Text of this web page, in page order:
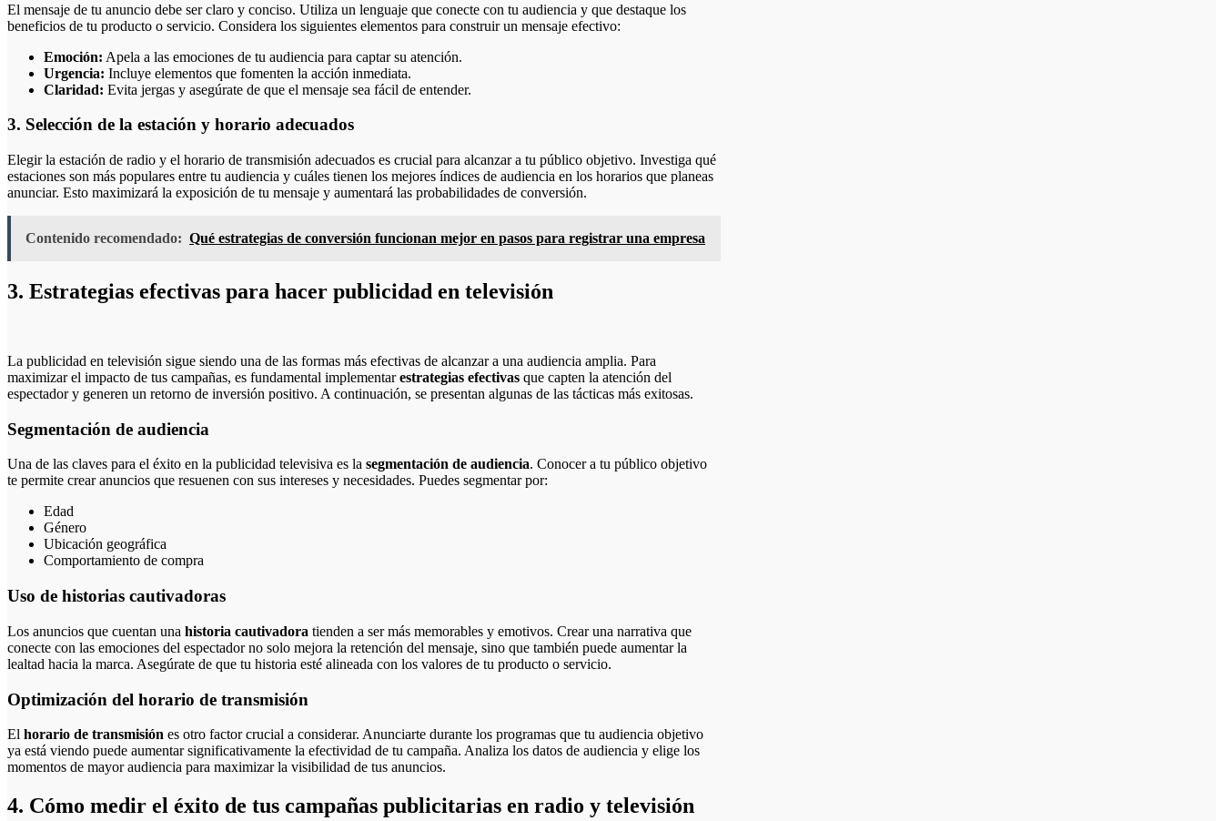
El mensaje de tu anuncio debe ser claro y conciso. Utiliza un lenguaje que conecte con tu audiencia y que destaque los
beneficios de tu producto o servicio. Considera los siguientes elementos para construir un mensaje efectivo:
Emoción: Apela a las emociones de tu audiencia para captar su atención.
Urgencia: Incluye elementos que fomenten la acción inmediata.
Claridad: Evita jergas y asegúrate de que el mensaje sea fácil de entender.
3. Selección de la estación y horario adecuados
Elegir la estación de radio y el horario de transmisión adecuados es crucial para alcanzar a tu público objetivo. Investiga qué
estaciones son más populares entre tu audiencia y cuáles tienen los mejores índices de audiencia en los horarios que planeas
anunciar. Esto maximizará la exposición de tu mensaje y aumentará las probabilidades de conversión.
Contenido recomendado: Qué estrategias de conversión funcionan mejor en pasos para registrar una empresa
3. Estrategias efectivas para hacer publicidad en televisión
La publicidad en televisión sigue siendo una de las formas más efectivas de alcanzar a una audiencia amplia. Para
maximizar el impacto de tus campañas, es fundamental implementarestrategias efectivas que capten la atención del
espectador y generen un retorno de inversión positivo. A continuación, se presentan algunas de las tácticas más exitosas.
Segmentación de audiencia
Una de las claves para el éxito en la publicidad televisiva es la segmentación de audiencia. Conocer a tu público objetivo
te permite crear anuncios que resuenen con sus intereses y necesidades. Puedes segmentar por:
Edad
Género
Ubicación geográfica
Comportamiento de compra
Uso de historias cautivadoras
Los anuncios que cuentan una historia cautivadora tienden a ser más memorables y emotivos. Crear una narrativa que
conecte con las emociones del espectador no solo mejora la retención del mensaje, sino que también puede aumentar la
lealtad hacia la marca. Asegúrate de que tu historia esté alineada con los valores de tu producto o servicio.
Optimización del horario de transmisión
El horario de transmisión es otro factor crucial a considerar. Anunciarte durante los programas que tu audiencia objetivo
ya está viendo puede aumentar significativamente la efectividad de tu campaña. Analiza los datos de audiencia y elige los
momentos de mayor audiencia para maximizar la visibilidad de tus anuncios.
4. Cómo medir el éxito de tus campañas publicitarias en radio y televisión